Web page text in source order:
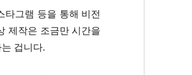
타그램 등을 통해 비전
제작은 조금만 시간을
겁니다.